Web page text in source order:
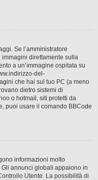
Se l’amministratore
direttamente sulla
a un’immagine ospitata su
del-
che hai sul tuo PC (a meno
dietro sistemi di
o hotmail, siti protetti da
puoi usare il comando BBCode
informazioni molto
annunci globali appaiono in
Utente. La possibilità di